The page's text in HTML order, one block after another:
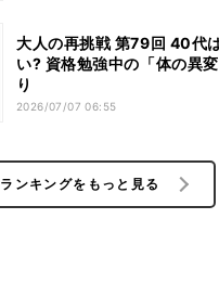
大人の再挑戦 第79回 40代
い? 資格勉強中の「体の異
り
2026/07/07 06:55
ランキングをもっと見る